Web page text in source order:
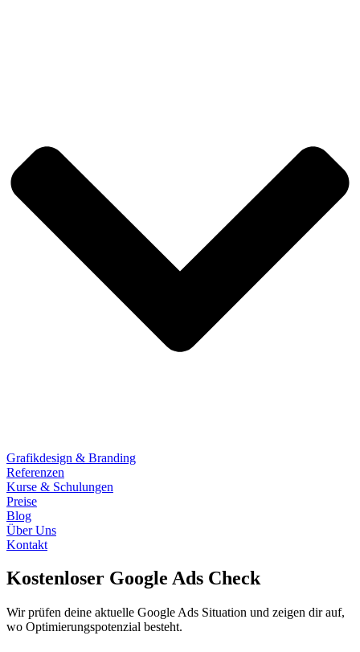
Grafikdesign & Branding
Referenzen
Kurse & Schulungen
Preise
Blog
Über Uns
Kontakt
Kostenloser Google Ads Check
Wir prüfen deine aktuelle Google Ads Situation und zeigen dir auf,
wo Optimierungspotenzial besteht.